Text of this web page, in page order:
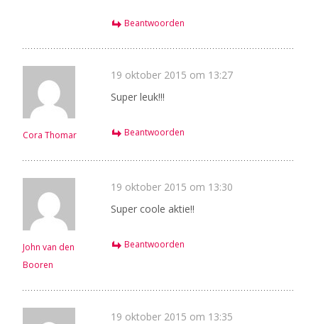
Beantwoorden
Cora Thomar
19 oktober 2015 om 13:27
Super leuk!!!
Beantwoorden
John van den
Booren
19 oktober 2015 om 13:30
Super coole aktie!!
Beantwoorden
19 oktober 2015 om 13:35